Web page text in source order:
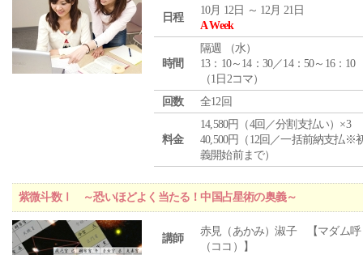
日程
10月 12日 ～ 12月 21日
A Week
時間
隔週 （水）
13：10～14：30／14：50～16：10
（1日2コマ）
回数
全12回
料金
14,580円（4回／分割支払い）×3
40,500円（12回／一括前納支払※
義開始前まで）
紫微斗数Ⅰ ～恐いほどよく当たる！中国占星術の奥義～
講師
赤見（あかみ）淑子 【マダム呼
（ココ）】